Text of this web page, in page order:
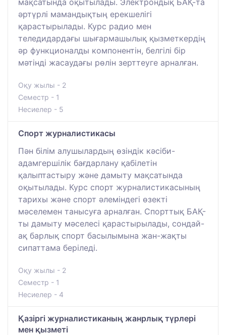
әртүрлі мамандықтың ерекшелігі
қарастырылады. Курс радио мен
теледидардағы шығармашылық қызметкердің
әр функционалды компонентін, белгілі бір
мәтінді жасаудағы рөлін зерттеуге арналған.
Оқу жылы - 2
Семестр - 1
Несиелер - 5
Спорт журналистикасы
Пән білім алушылардың өзіндік кәсіби-
адамгершілік бағдарлану қабілетін
қалыптастыру және дамыту мақсатында
оқытылады. Курс спорт журналистикасының
тарихы және спорт әлеміндегі өзекті
мәселемен танысуға арналған. Спорттық БАҚ-
ты дамыту мәселесі қарастырылады, сондай-
ақ барлық спорт басылымына жан-жақты
сипаттама беріледі.
Оқу жылы - 2
Семестр - 1
Несиелер - 4
Қазіргі журналистиканың жанрлық түрлері
мен қызметі